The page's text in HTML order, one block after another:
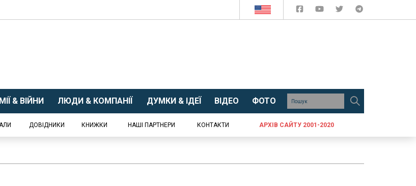
& ВІЙНИ ЛЮДИ & КОМПАНІЇ ДУМКИ & ІДЕЇ ВІДЕО ФОТО
ДОВІДНИКИ КНИЖКИ НАШІ ПАРТНЕРИ КОНТАКТИ АРХІВ САЙТУ 2001-2020